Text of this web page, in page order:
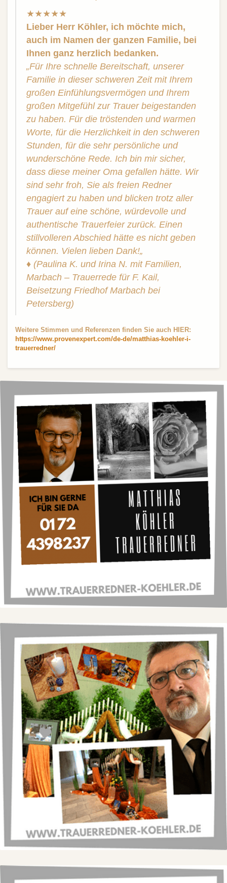
★★★★★
Lieber Herr Köhler, ich möchte mich,
auch im Namen der ganzen Familie, bei
Ihnen ganz herzlich bedanken.
„Für Ihre schnelle Bereitschaft, unserer
Familie in dieser schweren Zeit mit Ihrem
großen Einfühlungsvermögen und Ihrem
großen Mitgefühl zur Trauer beigestanden
zu haben. Für die tröstenden und warmen
Worte, für die Herzlichkeit in den schweren
Stunden, für die sehr persönliche und
wunderschöne Rede. Ich bin mir sicher,
dass diese meiner Oma gefallen hätte. Wir
sind sehr froh, Sie als freien Redner
engagiert zu haben und blicken trotz aller
Trauer auf eine schöne, würdevolle und
authentische Trauerfeier zurück. Einen
stillvolleren Abschied hätte es nicht geben
können. Vielen lieben Dank!„
♦ (Paulina K. und Irina N. mit Familien,
Marbach – Trauerrede für F. Kail,
Beisetzung Friedhof Marbach bei
Petersberg)
Weitere Stimmen und Referenzen finden Sie auch HIER:
https://www.provenexpert.com/de-de/matthias-koehler-i-
trauerredner/